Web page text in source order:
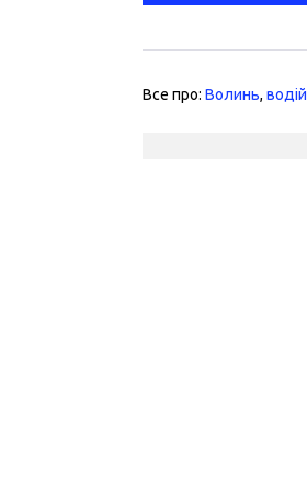
Все про:Волинь,водій